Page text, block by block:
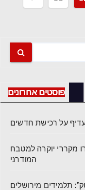
פוסטים אחרונים
על רכישת חדשים
יוקרה למטבח
המודרני
תלמידים מירושלים